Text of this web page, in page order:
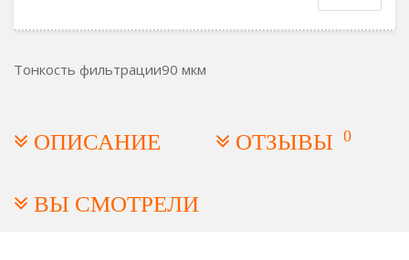
Тонкость фильтрации90 мкм
ОПИСАНИЕ ОТЗЫВЫ 0
ВЫ СМОТРЕЛИ